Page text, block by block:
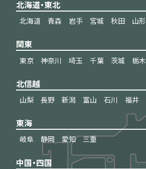
北海道・東北
北海道 青森 岩手 宮城 秋田 山形
関東
東京 神奈川 埼玉 千葉 茨城 栃木
北信越
山梨 長野 新潟 富山 石川 福井
東海
岐阜 静岡 愛知 三重
中国・四国